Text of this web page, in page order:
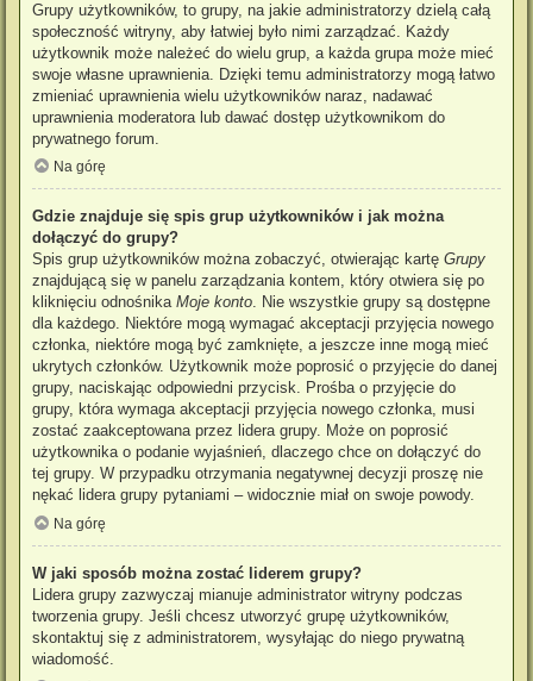
Grupy użytkowników, to grupy, na jakie administratorzy dzielą całą
społeczność witryny, aby łatwiej było nimi zarządzać. Każdy
użytkownik może należeć do wielu grup, a każda grupa może mieć
swoje własne uprawnienia. Dzięki temu administratorzy mogą łatwo
zmieniać uprawnienia wielu użytkowników naraz, nadawać
uprawnienia moderatora lub dawać dostęp użytkownikom do
prywatnego forum.
Na górę
Gdzie znajduje się spis grup użytkowników i jak można
dołączyć do grupy?
Spis grup użytkowników można zobaczyć, otwierając kartę Grupy
znajdującą się w panelu zarządzania kontem, który otwiera się po
kliknięciu odnośnika Moje konto. Nie wszystkie grupy są dostępne
dla każdego. Niektóre mogą wymagać akceptacji przyjęcia nowego
członka, niektóre mogą być zamknięte, a jeszcze inne mogą mieć
ukrytych członków. Użytkownik może poprosić o przyjęcie do danej
grupy, naciskając odpowiedni przycisk. Prośba o przyjęcie do
grupy, która wymaga akceptacji przyjęcia nowego członka, musi
zostać zaakceptowana przez lidera grupy. Może on poprosić
użytkownika o podanie wyjaśnień, dlaczego chce on dołączyć do
tej grupy. W przypadku otrzymania negatywnej decyzji proszę nie
nękać lidera grupy pytaniami – widocznie miał on swoje powody.
Na górę
W jaki sposób można zostać liderem grupy?
Lidera grupy zazwyczaj mianuje administrator witryny podczas
tworzenia grupy. Jeśli chcesz utworzyć grupę użytkowników,
skontaktuj się z administratorem, wysyłając do niego prywatną
wiadomość.